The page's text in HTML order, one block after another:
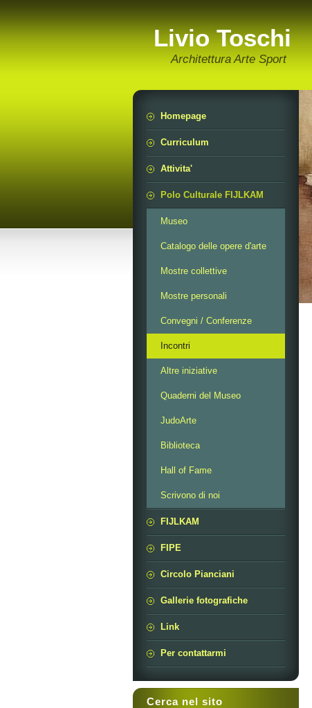
Livio Toschi
Architettura Arte Sport
Homepage
Curriculum
Attivita'
Polo Culturale FIJLKAM
Museo
Catalogo delle opere d'arte
Mostre collettive
Mostre personali
Convegni / Conferenze
Incontri
Altre iniziative
Quaderni del Museo
JudoArte
Biblioteca
Hall of Fame
Scrivono di noi
FIJLKAM
FIPE
Circolo Pianciani
Gallerie fotografiche
Link
Per contattarmi
Cerca nel sito